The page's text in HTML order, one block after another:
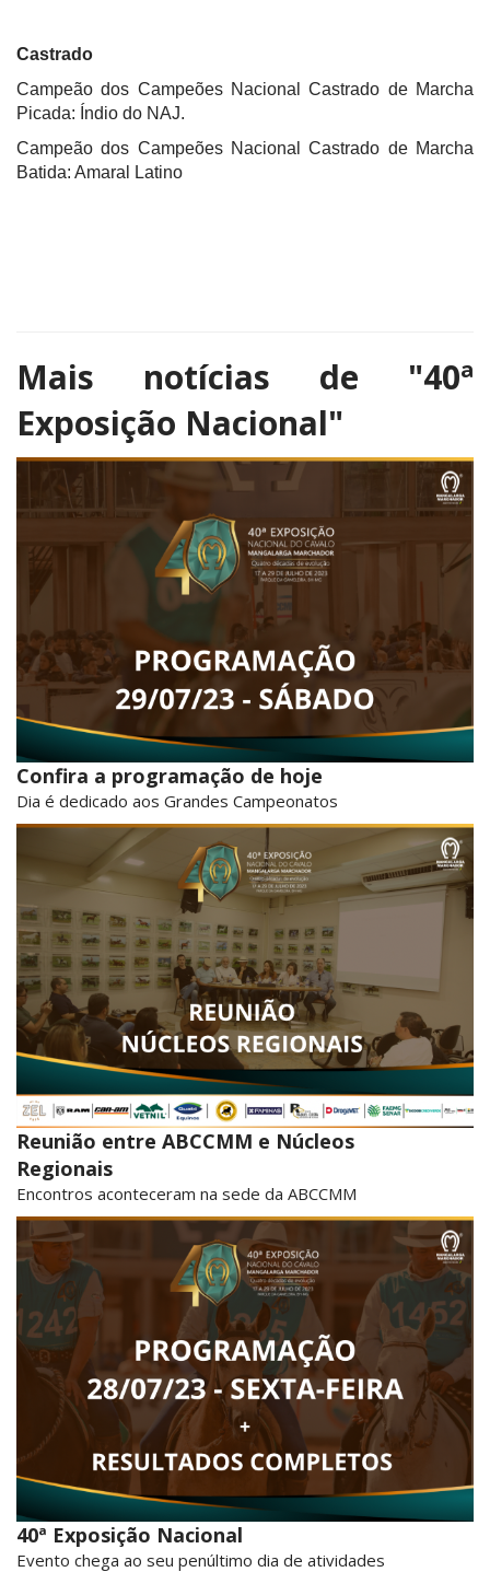
Castrado
Campeão dos Campeões Nacional Castrado de Marcha
Picada: Índio do NAJ.
Campeão dos Campeões Nacional Castrado de Marcha
Batida: Amaral Latino
Mais notícias de "40ª
Exposição Nacional"
Confira a programação de hoje
Dia é dedicado aos Grandes Campeonatos
Reunião entre ABCCMM e Núcleos
Regionais
Encontros aconteceram na sede da ABCCMM
40ª Exposição Nacional
Evento chega ao seu penúltimo dia de atividades